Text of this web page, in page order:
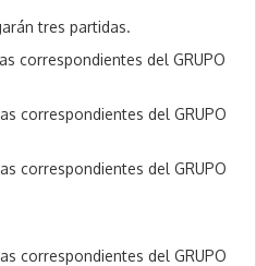
tres partidas.
correspondientes del GRUPO
correspondientes del GRUPO
correspondientes del GRUPO
correspondientes del GRUPO